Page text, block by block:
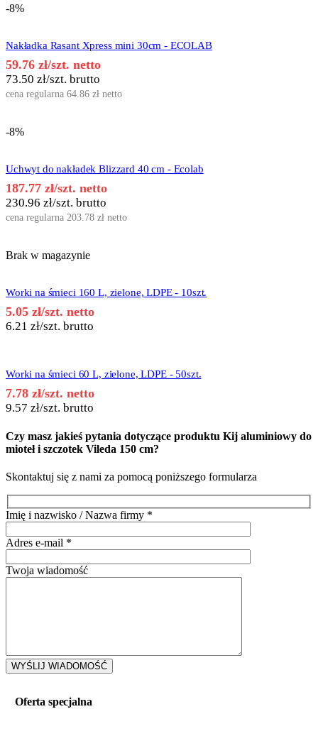
-8%
Nakładka Rasant Xpress mini 30cm - ECOLAB
59.76 zł/szt. netto
73.50 zł/szt. brutto
cena regularna 64.86 zł netto
-8%
Uchwyt do nakładek Blizzard 40 cm - Ecolab
187.77 zł/szt. netto
230.96 zł/szt. brutto
cena regularna 203.78 zł netto
Brak w magazynie
Worki na śmieci 160 L, zielone, LDPE - 10szt.
5.05 zł/szt. netto
6.21 zł/szt. brutto
Worki na śmieci 60 L, zielone, LDPE - 50szt.
7.78 zł/szt. netto
9.57 zł/szt. brutto
Czy masz jakieś pytania dotyczące produktu Kij aluminiowy do
mioteł i szczotek Vileda 150 cm?
Skontaktuj się z nami za pomocą poniższego formularza
Imię i nazwisko / Nazwa firmy *
Adres e-mail *
Twoja wiadomość
Oferta specjalna